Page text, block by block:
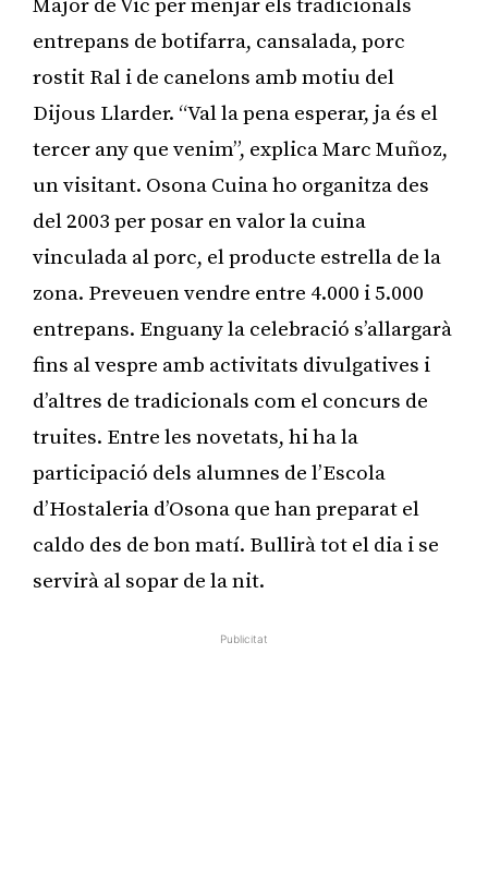
Major de Vic per menjar els tradicionals
entrepans de botifarra, cansalada, porc
rostit Ral i de canelons amb motiu del
Dijous Llarder. “Val la pena esperar, ja és el
tercer any que venim”, explica Marc Muñoz,
un visitant. Osona Cuina ho organitza des
del 2003 per posar en valor la cuina
vinculada al porc, el producte estrella de la
zona. Preveuen vendre entre 4.000 i 5.000
entrepans. Enguany la celebració s’allargarà
fins al vespre amb activitats divulgatives i
d’altres de tradicionals com el concurs de
truites. Entre les novetats, hi ha la
participació dels alumnes de l’Escola
d’Hostaleria d’Osona que han preparat el
caldo des de bon matí. Bullirà tot el dia i se
servirà al sopar de la nit.
Publicitat